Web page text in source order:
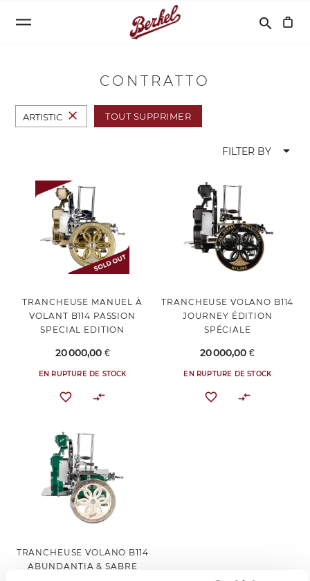
search
CONTRATTO
ARTISTIC close TOUT SUPPRIMER
FILTER BY arrow_drop_down
TRANCHEUSE MANUEL À
VOLANT B114 PASSION
SPECIAL EDITION
20 000,00 €
EN RUPTURE DE STOCK
TRANCHEUSE VOLANO B114
JOURNEY ÉDITION
SPÉCIALE
20 000,00 €
EN RUPTURE DE STOCK
TRANCHEUSE VOLANO B114
ABUNDANTIA & SABRE